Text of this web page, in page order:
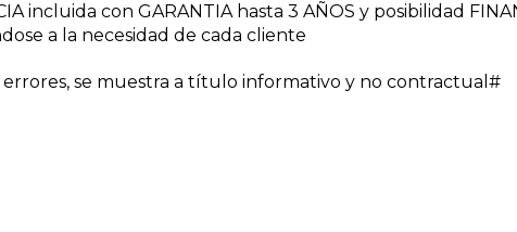
incluida con GARANTIA hasta 3 AÑOS y posibilidad
a la necesidad de cada cliente
se muestra a título informativo y no contractual#